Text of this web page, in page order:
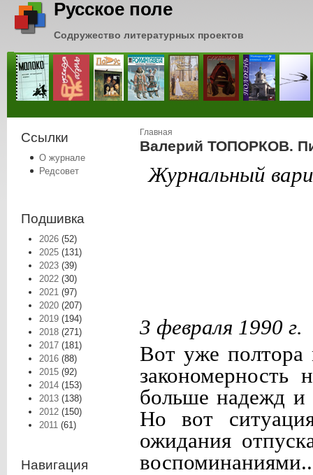
Русское поле
Содружество литературных проектов
Ссылки
О журнале
Редсовет
Подшивка
2026 (52)
2025 (131)
2023 (39)
2022 (30)
2021 (97)
2020 (207)
2019 (194)
2018 (271)
2017 (181)
2016 (88)
2015 (92)
2014 (153)
2013 (138)
2012 (150)
2011 (61)
Навигация
Вы здесь
Главная
Валерий ТОПОРКОВ.
Журнальный
3 февраля 1990 г.
Вот уже
закономерность
больше надежд
Но вот
ожидания